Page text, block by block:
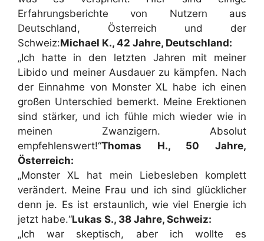
Erfahrungsberichte von Nutzern aus
Deutschland, Österreich und der
Schweiz:Michael K., 42 Jahre, Deutschland:
„Ich hatte in den letzten Jahren mit meiner
Libido und meiner Ausdauer zu kämpfen. Nach
der Einnahme von Monster XL habe ich einen
großen Unterschied bemerkt. Meine Erektionen
sind stärker, und ich fühle mich wieder wie in
meinen Zwanzigern. Absolut
empfehlenswert!“Thomas H., 50 Jahre,
Österreich:
„Monster XL hat mein Liebesleben komplett
verändert. Meine Frau und ich sind glücklicher
denn je. Es ist erstaunlich, wie viel Energie ich
jetzt habe.“Lukas S., 38 Jahre, Schweiz:
„Ich war skeptisch, aber ich wollte es